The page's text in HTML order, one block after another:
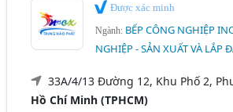
Được xác minh
Ngành: BẾP CÔNG NGHIỆP
NGHIỆP - SẢN XUẤT VÀ LẮP
33A/4/13 Đường 12, Khu Phố 2,
Hồ Chí Minh (TPHCM)